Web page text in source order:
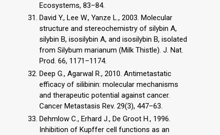
Ecosystems, 83–84.
David Y., Lee W., Yanze L., 2003. Molecular
structure and stereochemistry of silybin A,
silybin B, isosilybin A, and isosilybin B, isolated
from Silybum marianum (Milk Thistle). J. Nat.
Prod. 66, 1171–1174.
Deep G., Agarwal R., 2010. Antimetastatic
efficacy of silibinin: molecular mechanisms
and therapeutic potential against cancer.
Cancer Metastasis Rev. 29(3), 447–63.
Dehmlow C., Erhard J., De Groot H., 1996.
Inhibition of Kupffer cell functions as an